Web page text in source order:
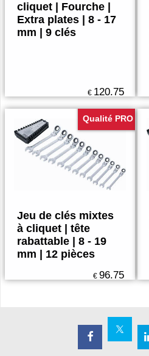
cliquet | Fourche |
Extra plates | 8 - 17
mm | 9 clés
€ 120.75
Qualité PRO
Jeu de clés mixtes
à cliquet | tête
rabattable | 8 - 19
mm | 12 pièces
€ 96.75